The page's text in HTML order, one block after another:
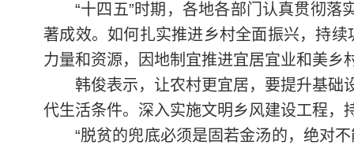
“十四五”时期，各地各部门认真贯彻落
著成效。如何扎实推进乡村全面振兴，持
力量和资源，因地制宜推进宜居宜业和美乡
韩俊表示，让农村更宜居，要提升基础
代生活条件。深入实施文明乡风建设工程，
“脱贫的兜底必须是固若金汤的，绝对